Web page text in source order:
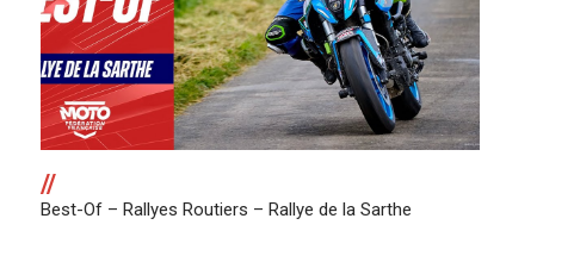
//
Best-Of – Rallyes Routiers – Rallye de la Sarthe